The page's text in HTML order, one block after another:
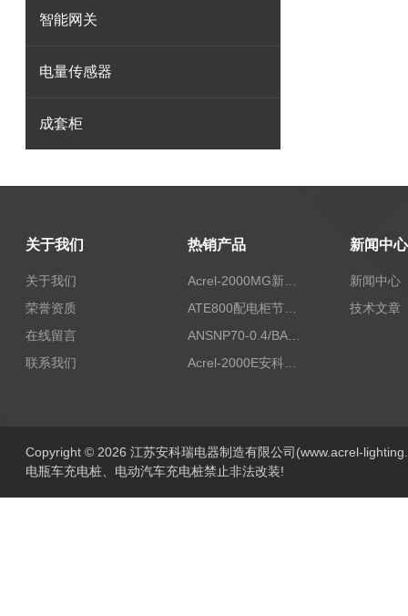
智能网关
电量传感器
成套柜
关于我们
关于我们
荣誉资质
在线留言
联系我们
热销产品
Acrel-2000MG新能源消纳安科瑞微电网能量管理系统
ATE800配电柜节点无线测温/表带捆绑/无源感应取电
ANSNP70-0.4/BANSNP中线安防保护器 治理三相不平衡
Acrel-2000E安科瑞Acrel配电室综合监控系统
新闻中心
新闻中心
技术文章
Copyright © 2026 江苏安科瑞电器制造有限公司(www.acrel-
电瓶车充电桩、电动汽车充电桩禁止非法改装!